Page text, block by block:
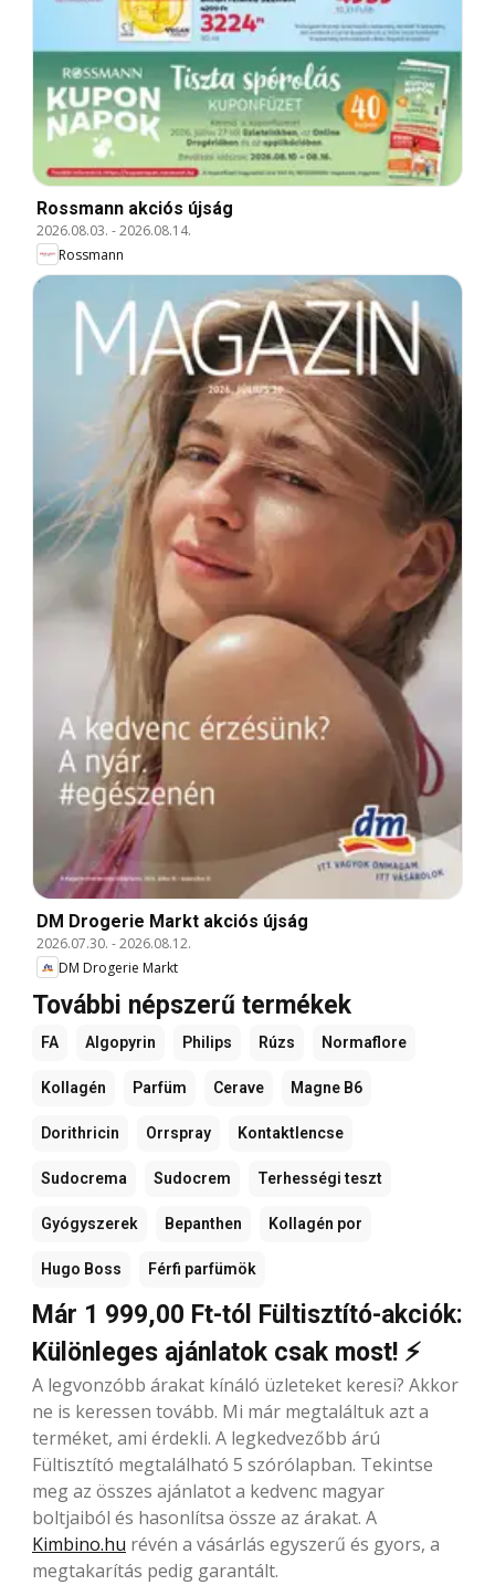
Rossmann akciós újság
2026.08.03. -2026.08.14.
Rossmann
DM Drogerie Markt akciós újság
2026.07.30. -2026.08.12.
DM Drogerie Markt
További népszerű termékek
FA Algopyrin Philips Rúzs Normaflore
Kollagén Parfüm Cerave Magne B6
Dorithricin Orrspray Kontaktlencse
Sudocrema Sudocrem Terhességi teszt
Gyógyszerek Bepanthen Kollagén por
Hugo Boss Férfi parfümök
Már 1 999,00 Ft-tól Fültisztító-akciók:
Különleges ajánlatok csak most! ⚡
A legvonzóbb árakat kínáló üzleteket keresi? Akkor
ne is keressen tovább. Mi már megtaláltuk azt a
terméket, ami érdekli. A legkedvezőbb árú
Fültisztító megtalálható 5 szórólapban. Tekintse
meg az összes ajánlatot a kedvenc magyar
boltjaiból és hasonlítsa össze az árakat. A
Kimbino.hu révén a vásárlás egyszerű és gyors, a
megtakarítás pedig garantált.